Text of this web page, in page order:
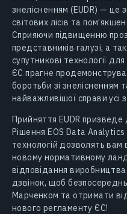
знелісненням (EUDR) — це
світових лісів та
Сприяючи підвищенню
представників галузі, а
супутникові технології
ЄС прагне
боротьби зі знелісненням
найважливішої справи усі
Прийняття EUDR призведе
Рішення EOS Data Analytics
технологій дозволять вам
новому нормативному
відповідання
дзвінок, щоб
Марченком та отримати
нового регламенту ЄС!